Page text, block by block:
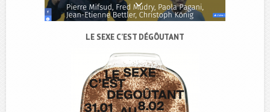
LE SEXE C’EST DÉGÔUTANT